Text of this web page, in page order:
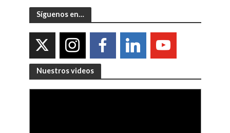
Síguenos en…
Nuestros videos